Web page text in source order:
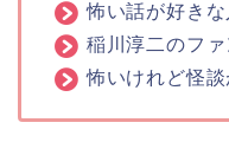
怖い話が好きな
稲川淳二のファ
怖いけれど怪談